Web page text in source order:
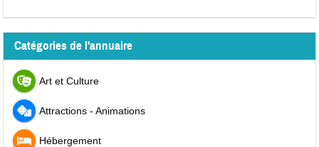
Catégories de l'annuaire
Art et Culture
Attractions - Animations
Hébergement